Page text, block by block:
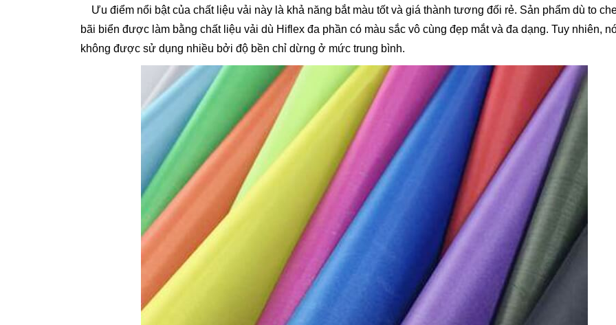
Ưu điểm nổi bật của chất liệu vải này là khả năng bắt màu tốt và giá thành tương đối rẻ. Sản phẩm dù to
bãi biển được làm bằng chất liệu vải dù Hiflex đa phần có màu sắc vô cùng đẹp mắt và đa dạng. Tuy nhiên,
không được sử dụng nhiều bởi độ bền chỉ dừng ở mức trung bình.